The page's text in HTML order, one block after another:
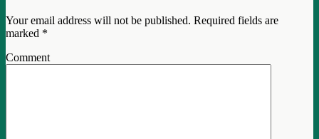
Your email address will not be published. Required fields are
marked *
Comment